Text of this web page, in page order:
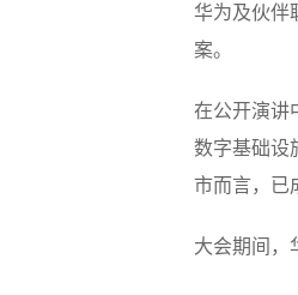
华为及伙伴
案。
在公开演讲
数字基础设
市而言，已
大会期间，